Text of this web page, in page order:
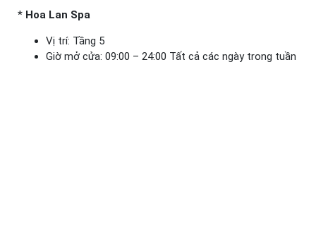
* Hoa Lan Spa
Vị trí: Tầng 5
Giờ mở cửa: 09:00 – 24:00 Tất cả các ngày trong tuần